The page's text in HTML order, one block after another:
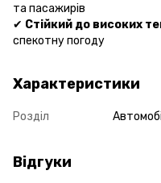
та пасажирів
✔ Стійкий до високих
спекотну погоду
Характеристики
Розділ
Відгуки